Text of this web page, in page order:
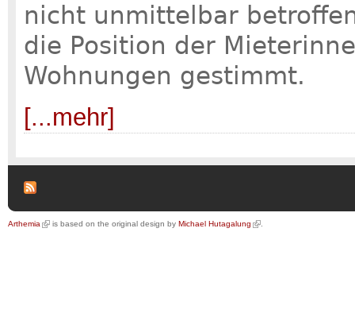
nicht unmittelbar
die Position der
Wohnungen gestimmt.
[...mehr]
Arthemia is based on the original design by Michael Hutagalung